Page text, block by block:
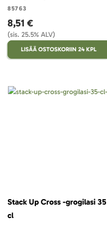
85763
8,51 €
(sis. 25.5% ALV)
LISÄÄ OSTOSKORIIN 24 KPL
Stack Up Cross -grogilasi 35
cl